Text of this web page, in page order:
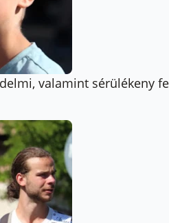
valamint sérülékeny